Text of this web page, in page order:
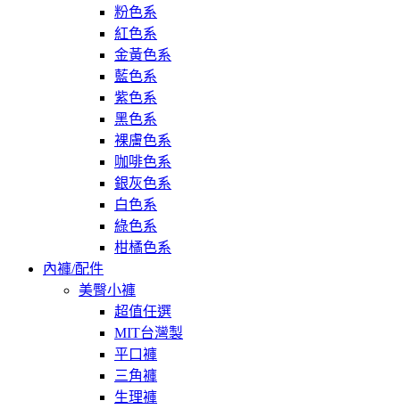
粉色系
紅色系
金黃色系
藍色系
紫色系
黑色系
裸膚色系
咖啡色系
銀灰色系
白色系
綠色系
柑橘色系
內褲/配件
美臀小褲
超值任選
MIT台灣製
平口褲
三角褲
生理褲